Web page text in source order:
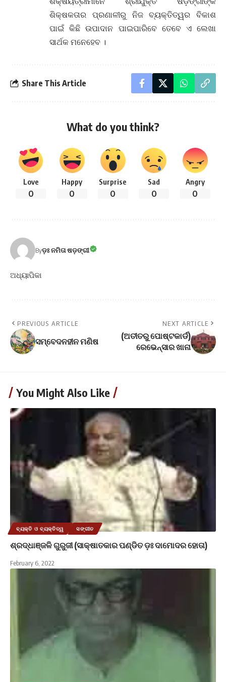
ଶିକ୍ଷକତାର ପ୍ରଣାଳୀରୁ ନିଜ ବ୍ୟକ୍ତିତ୍ୱର ବିକାଶ
ପାଇଁ କିଛି ଉପାଦାନ ପାଇପାରିବେ ତେବେ ଏ ଲେଖା
ସାର୍ଥକ ମନେହେବ ।
Share This Article
What do you think?
Love
0
Happy
0
Surprise
0
Sad
0
Angry
0
Byଡ଼ଃ ନମିତା ଷଡ଼ଙ୍ଗୀ
ଅଧ୍ୟାପିକା
PREVIOUS ARTICLE
ସମ୍ବେଦନହୀନ ମଣିଷ
NEXT ARTICLE
(ଅତୀତରୁ ପୋଷ୍ଟକାର୍ଡ)
ରେଭେନ୍ସାର ଖାନା
You Might Also Like
ବ୍ୟକ୍ତି ଓ ବ୍ୟକ୍ତିତ୍ୱ ସଙ୍ଗୀତ
ଶ୍ରଦ୍ଧାଞ୍ଜଳି ଗୁରୁଜୀ (ସାକ୍ଷାତକାର ପଣ୍ଡିତ ଡ଼ଃ ଦାମୋଦର ହୋତା)
February 6, 2022